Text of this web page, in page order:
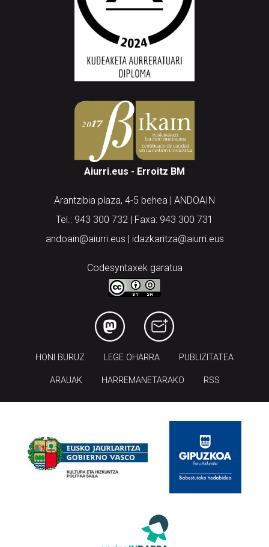
Aiurri.eus - Erroitz BM
Arantzibia plaza, 4-5 behea | ANDOAIN
Tel.: 943 300 732 | Faxa: 943 300 731
andoain@aiurri.eus | idazkaritza@aiurri.eus
Codesyntaxek garatua
HONI BURUZ LEGE OHARRA PUBLIZITATEA
ARAUAK HARREMANETARAKO RSS